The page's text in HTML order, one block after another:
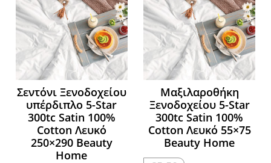
Σεντόνι Ξενοδοχείου
υπέρδιπλο 5-Star
300tc Satin 100%
Cotton Λευκό
250×290 Beauty
Home
Μαξιλαροθήκη
Ξενοδοχείου 5-Star
300tc Satin 100%
Cotton Λευκό 55×75
Beauty Home